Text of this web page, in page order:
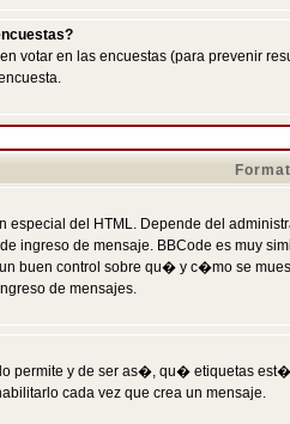
votar en las encuestas (para prevenir
especial del HTML. Depende del
ingreso de mensaje. BBCode es muy
buen control sobre qu� y c�mo se
de mensajes.
permite y de ser as�, qu� etiquetas
cada vez que crea un mensaje.